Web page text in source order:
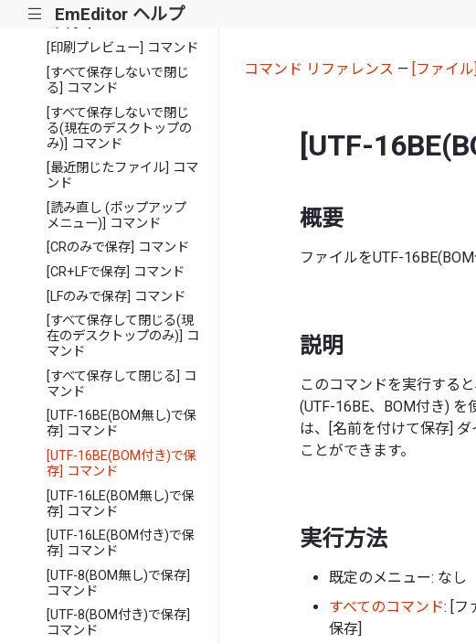
||| EmEditor ヘルプ
[トレイ アイコンを表示]
コマンド
[印刷プレビュー] コマンド
[すべて保存しないで閉じ
る] コマンド
[すべて保存しないで閉じ
る(現在のデスクトップの
み)] コマンド
[最近閉じたファイル] コマ
ンド
[読み直し (ポップアップ
メニュー)] コマンド
[CRのみで保存] コマンド
[CR+LFで保存] コマンド
[LFのみで保存] コマンド
[すべて保存して閉じる(現
在のデスクトップのみ)] コ
マンド
[すべて保存して閉じる] コ
マンド
[UTF-16BE(BOM無し)で保
存] コマンド
[UTF-16BE(BOM付き)で保
存] コマンド
[UTF-16LE(BOM無し)で保
存] コマンド
[UTF-16LE(BOM付き)で保
存] コマンド
[UTF-8(BOM無し)で保存]
コマンド
[UTF-8(BOM付き)で保存]
コマンド
コマンド リファレンス — [ファイ
[UTF-
概要
ファイルをUTF-
説明
このコマンドを実行する
(UTF-16BE、BOM付き)
は、[名前を付けて保存]
ことができます。
実行方法
既定のメニュー: なし
すべてのコマンド: [フ
保存]